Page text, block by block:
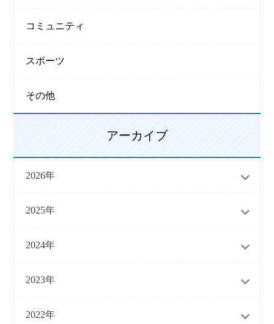
コミュニティ
スポーツ
その他
アーカイブ
2026年
2025年
2024年
2023年
2022年